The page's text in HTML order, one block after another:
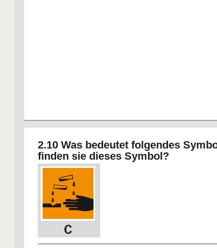
2.10 Was bedeutet folgendes
finden sie dieses Symbol?